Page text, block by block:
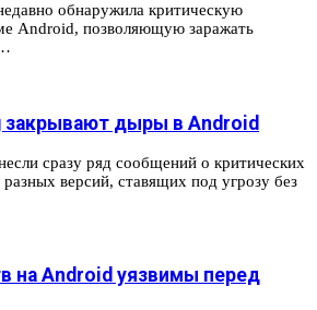
обнаружила критическую
Android, позволяющую заражать
закрывают дыры в Android
сразу ряд сообщений о критических
версий, ставящих под угрозу без
на Android уязвимы перед